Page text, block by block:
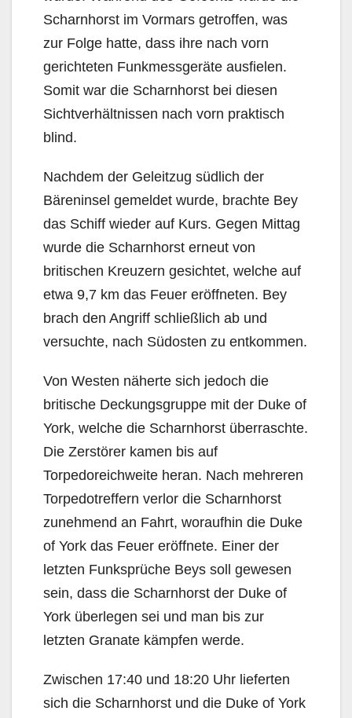
Scharnhorst im Vormars getroffen, was
zur Folge hatte, dass ihre nach vorn
gerichteten Funkmessgeräte ausfielen.
Somit war die Scharnhorst bei diesen
Sichtverhältnissen nach vorn praktisch
blind.
Nachdem der Geleitzug südlich der
Bäreninsel gemeldet wurde, brachte Bey
das Schiff wieder auf Kurs. Gegen Mittag
wurde die Scharnhorst erneut von
britischen Kreuzern gesichtet, welche auf
etwa 9,7 km das Feuer eröffneten. Bey
brach den Angriff schließlich ab und
versuchte, nach Südosten zu entkommen.
Von Westen näherte sich jedoch die
britische Deckungsgruppe mit der Duke of
York, welche die Scharnhorst überraschte.
Die Zerstörer kamen bis auf
Torpedoreichweite heran. Nach mehreren
Torpedotreffern verlor die Scharnhorst
zunehmend an Fahrt, woraufhin die Duke
of York das Feuer eröffnete. Einer der
letzten Funksprüche Beys soll gewesen
sein, dass die Scharnhorst der Duke of
York überlegen sei und man bis zur
letzten Granate kämpfen werde.
Zwischen 17:40 und 18:20 Uhr lieferten
sich die Scharnhorst und die Duke of York